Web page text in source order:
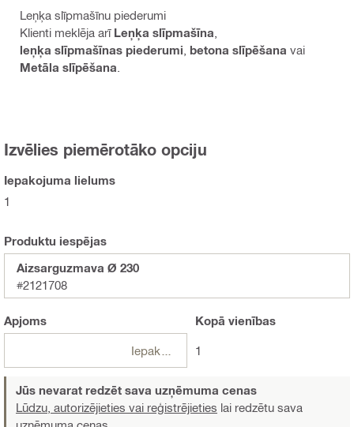
Leņķa slīpmašīnu piederumi
Klienti meklēja arī Leņķa slīpmašīna
leņķa slīpmašīnas piederumi betona slīpēšana vai
Metāla slīpēšana
Izvēlies piemērotāko opciju
Iepakojuma lielums
1
Produktu iespējas
Aizsarguzmava Ø 230
#2121708
Apjoms Kopā vienības
1
Jūs nevarat redzēt sava uzņēmuma cenas
Lūdzu, autorizējieties vai reģistrējieties lai redzētu sava